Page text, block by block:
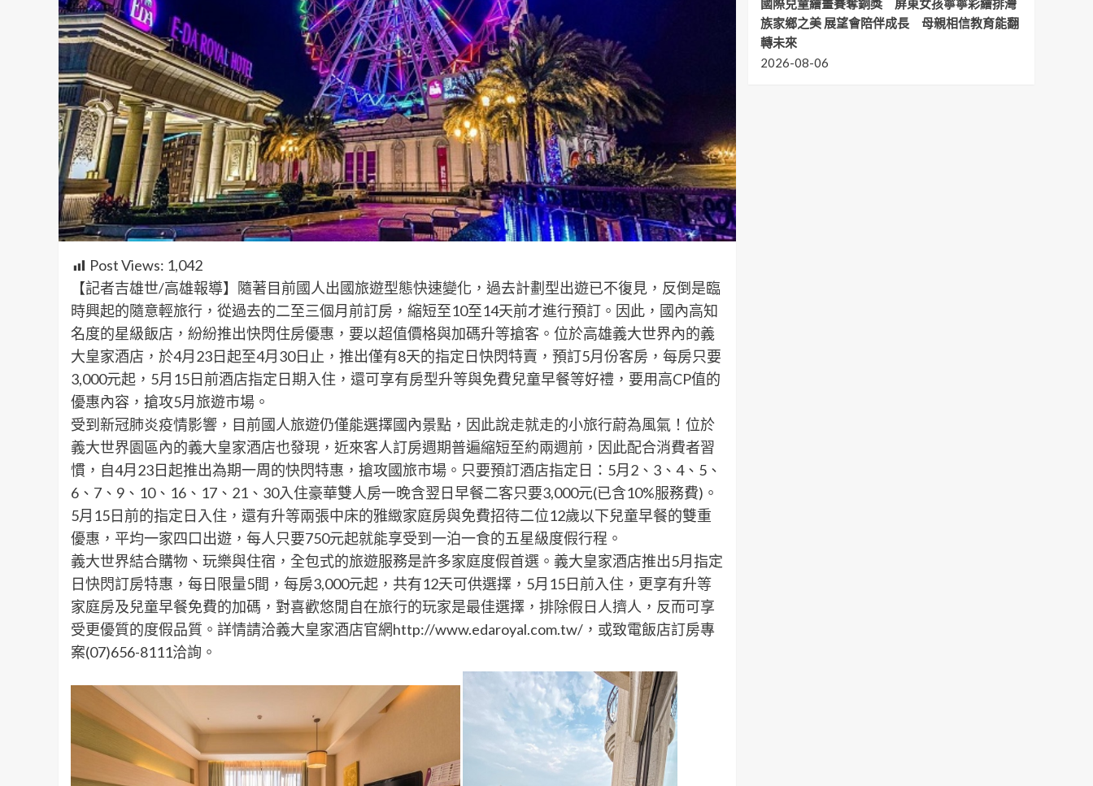
Post Views: 1,042
【記者吉雄世/高雄報導】隨著目前國人出國旅遊型態快速變化，過去計劃型出遊已不復見，反倒是臨
時興起的隨意輕旅行，從過去的二至三個月前訂房，縮短至10至14天前才進行預訂。因此，國內高知
名度的星級飯店，紛紛推出快閃住房優惠，要以超值價格與加碼升等搶客。位於高雄義大世界內的義
大皇家酒店，於4月23日起至4月30日止，推出僅有8天的指定日快閃特賣，預訂5月份客房，每房只要
3,000元起，5月15日前酒店指定日期入住，還可享有房型升等與免費兒童早餐等好禮，要用高CP值的
優惠內容，搶攻5月旅遊市場。
受到新冠肺炎疫情影響，目前國人旅遊仍僅能選擇國內景點，因此說走就走的小旅行蔚為風氣！位於
義大世界園區內的義大皇家酒店也發現，近來客人訂房週期普遍縮短至約兩週前，因此配合消費者習
慣，自4月23日起推出為期一周的快閃特惠，搶攻國旅市場。只要預訂酒店指定日：5月2、3、4、5、
6、7、9、10、16、17、21、30入住豪華雙人房一晚含翌日早餐二客只要3,000元(已含10%服務費)。
5月15日前的指定日入住，還有升等兩張中床的雅緻家庭房與免費招待二位12歲以下兒童早餐的雙重
優惠，平均一家四口出遊，每人只要750元起就能享受到一泊一食的五星級度假行程。
義大世界結合購物、玩樂與住宿，全包式的旅遊服務是許多家庭度假首選。義大皇家酒店推出5月指定
日快閃訂房特惠，每日限量5間，每房3,000元起，共有12天可供選擇，5月15日前入住，更享有升等
家庭房及兒童早餐免費的加碼，對喜歡悠閒自在旅行的玩家是最佳選擇，排除假日人擠人，反而可享
受更優質的度假品質。詳情請洽義大皇家酒店官網http://www.edaroyal.com.tw/，或致電飯店訂房專
案(07)656-8111洽詢。
國際兒童繪畫賽奪銅獎 屏東女孩寧寧彩繪排灣
族家鄉之美 展望會陪伴成長 母親相信教育能翻
轉未來
2026-08-06